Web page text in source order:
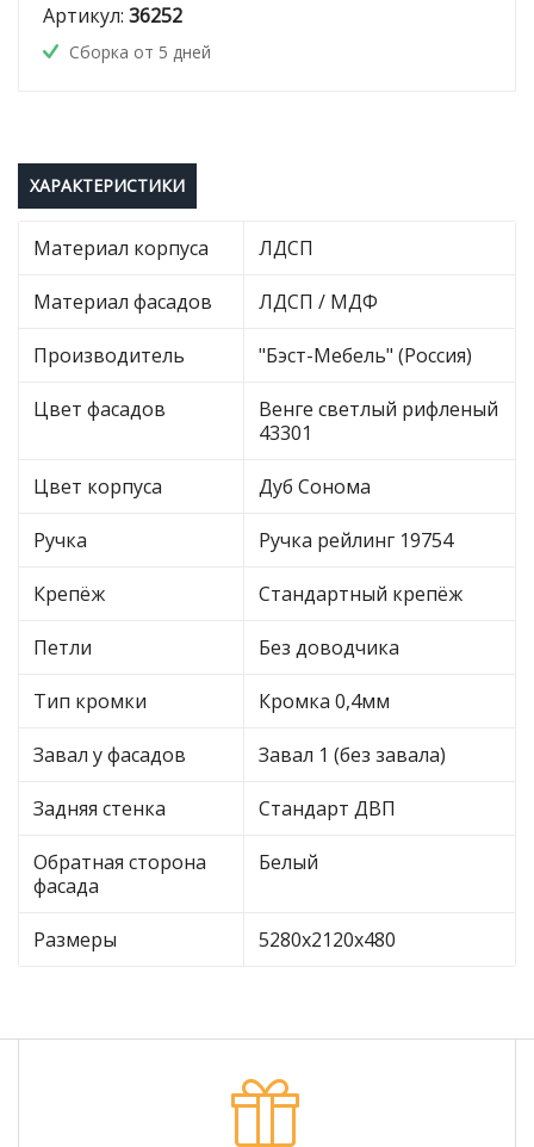
Артикул: 36252
Сборка от 5 дней
ХАРАКТЕРИСТИКИ
Материал корпуса ЛДСП
Материал фасадов ЛДСП / МДФ
Производитель "Бэст-Мебель" (Россия)
Цвет фасадов
Венге светлый рифленый
43301
Цвет корпуса Дуб Сонома
Ручка Ручка рейлинг 19754
Крепёж Стандартный крепёж
Петли Без доводчика
Тип кромки Кромка 0,4мм
Завал у фасадов Завал 1 (без завала)
Задняя стенка Стандарт ДВП
Обратная сторона
фасада
Белый
Размеры 5280х2120х480